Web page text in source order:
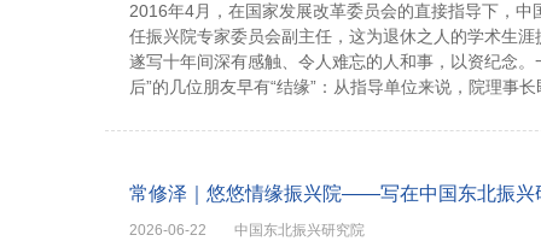
2016年4月，在国家发展改革委员会的直接指导下，
任振兴院专家委员会副主任，这为退休之人的学术生
遂写十年间深有感触、令人难忘的人和事，以资纪念
后”的几位朋友早有“结缘”：从指导单位来说，院理事
常修泽｜悠悠情缘振兴院——写在中国东北振兴
2026-06-22 中国东北振兴研究院